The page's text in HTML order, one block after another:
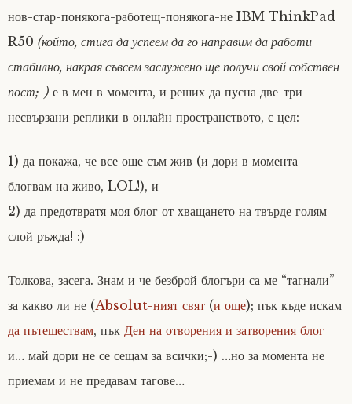
нов-стар-понякога-работещ-понякога-не IBM ThinkPad
R50 (който, стига да успеем да го направим да работи
стабилно, накрая съвсем заслужено ще получи свой собствен
пост;-) е в мен в момента, и реших да пусна две-три
несвързани реплики в онлайн пространството, с цел:
1) да покажа, че все още съм жив (и дори в момента
блогвам на живо, LOL!), и
2) да предотвратя моя блог от хващането на твърде голям
слой ръжда! :)
Толкова, засега. Знам и че безброй блогъри са ме “тагнали”
за какво ли не (Absolut-ният свят (и още); пък къде искам
да пътешествам, пък Ден на отворения и затворения блог
и… май дори не се сещам за всички;-) …но за момента не
приемам и не предавам тагове…